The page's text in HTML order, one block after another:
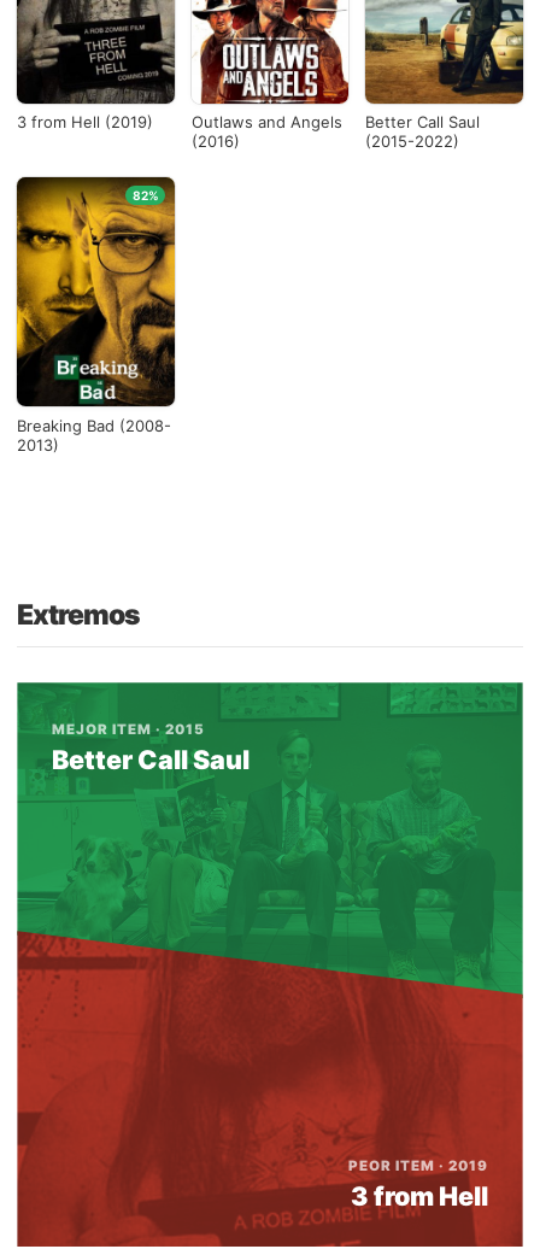
3 from Hell (2019)
Outlaws and Angels
(2016)
Better Call Saul
(2015-2022)
Breaking Bad (2008-
2013)
82%
Extremos
MEJOR ITEM · 2015
Better Call Saul
PEOR ITEM · 2019
3 from Hell